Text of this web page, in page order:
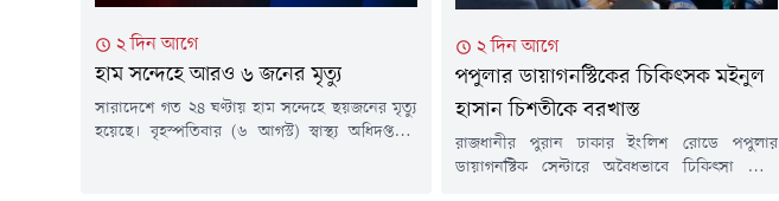
২ দিন আগে
হাম সন্দেহে আরও ৬ জনের মৃত্যু
সারাদেশে গত ২৪ ঘণ্টায় হাম সন্দেহে ছয়জনের মৃত্যু
হয়েছে। বৃহস্পতিবার (৬ আগস্ট) স্বাস্থ্য অধিদপ্তরের
২ দিন আগে
পপুলার ডায়াগনস্টিকের চিকিৎসক মইনুল
হাসান চিশতীকে বরখাস্ত
রাজধানীর পুরান ঢাকার ইংলিশ রোডে পপুলার
ডায়াগনস্টিক সেন্টারে অবৈধভাবে চিকিৎসা সেবা